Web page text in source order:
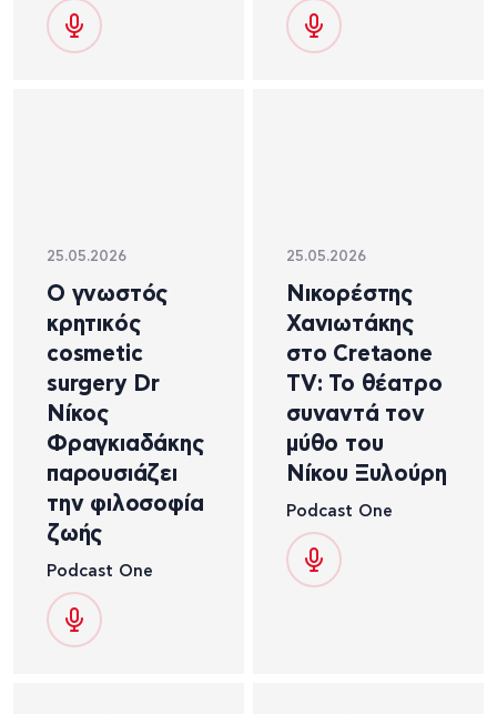
25.05.2026
Ο γνωστός
κρητικός
cosmetic
surgery Dr
Νίκος
Φραγκιαδάκης
παρουσιάζει
την φιλοσοφία
ζωής
Podcast One
25.05.2026
Νικορέστης
Χανιωτάκης
στο Cretaone
TV: Το θέατρο
συναντά τον
μύθο του
Νίκου Ξυλούρη
Podcast One